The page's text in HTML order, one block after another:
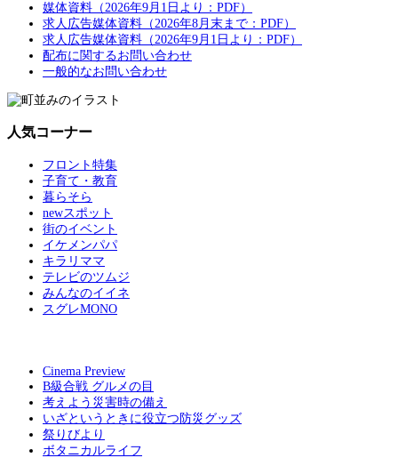
媒体資料（2026年9月1日より：PDF）
求人広告媒体資料（2026年8月末まで：PDF）
求人広告媒体資料（2026年9月1日より：PDF）
配布に関するお問い合わせ
一般的なお問い合わせ
人気コーナー
フロント特集
子育て・教育
暮らそら
newスポット
街のイベント
イケメンパパ
キラリママ
テレビのツムジ
みんなのイイネ
スグレMONO
Cinema Preview
B級合戦 グルメの目
考えよう災害時の備え
いざというときに役立つ防災グッズ
祭りびより
ボタニカルライフ